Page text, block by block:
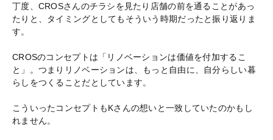
丁度、CROSさんのチラシを見たり店舗の前を通ることがあっ
たりと、タイミングとしてもそういう時期だったと振り返りま
す。
CROSのコンセプトは「リノベーションは価値を付加するこ
と」。つまりリノベーションは、もっと自由に、自分らしい暮
らしをつくることだとしています。
こういったコンセプトもKさんの想いと一致していたのかもし
れません。